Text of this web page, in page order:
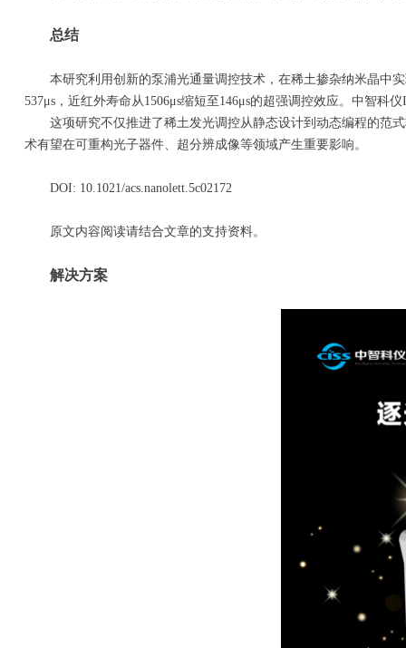
总结
本研究利用创新的泵浦光通量调控技术，在稀土掺杂纳米晶中实
537μs，近红外寿命从1506μs缩短至146μs的超强调控效应。中智
这项研究不仅推进了稀土发光调控从静态设计到动态编程的范式
术有望在可重构光子器件、超分辨成像等领域产生重要影响。
DOI: 10.1021/acs.nanolett.5c02172
原文内容阅读请结合文章的支持资料。
解决方案